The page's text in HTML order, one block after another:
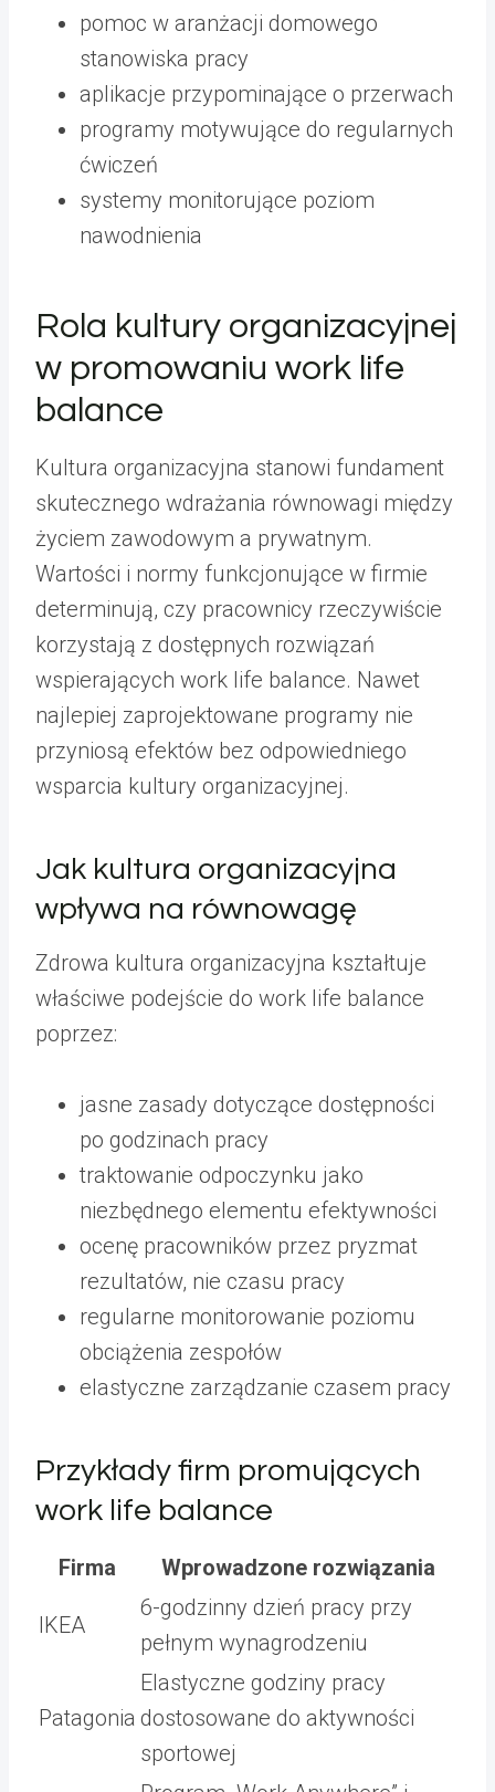
pomoc w aranżacji domowego
stanowiska pracy
aplikacje przypominające o przerwach
programy motywujące do regularnych
ćwiczeń
systemy monitorujące poziom
nawodnienia
Rola kultury organizacyjnej
w promowaniu work life
balance
Kultura organizacyjna stanowi fundament
skutecznego wdrażania równowagi między
życiem zawodowym a prywatnym.
Wartości i normy funkcjonujące w firmie
determinują, czy pracownicy rzeczywiście
korzystają z dostępnych rozwiązań
wspierających work life balance. Nawet
najlepiej zaprojektowane programy nie
przyniosą efektów bez odpowiedniego
wsparcia kultury organizacyjnej.
Jak kultura organizacyjna
wpływa na równowagę
Zdrowa kultura organizacyjna kształtuje
właściwe podejście do work life balance
poprzez:
jasne zasady dotyczące dostępności
po godzinach pracy
traktowanie odpoczynku jako
niezbędnego elementu efektywności
ocenę pracowników przez pryzmat
rezultatów, nie czasu pracy
regularne monitorowanie poziomu
obciążenia zespołów
elastyczne zarządzanie czasem pracy
Przykłady firm promujących
work life balance
Firma Wprowadzone rozwiązania
IKEA
6-godzinny dzień pracy przy
pełnym wynagrodzeniu
Patagonia
Elastyczne godziny pracy
dostosowane do aktywności
sportowej